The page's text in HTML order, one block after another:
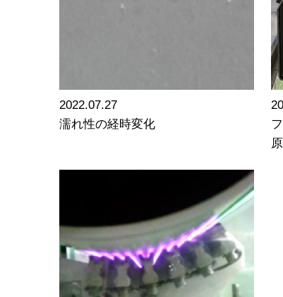
2022.07.27
濡れ性の経時変化